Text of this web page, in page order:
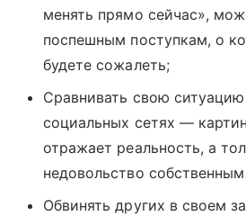
менять прямо сейчас»,
поспешным поступкам, о
будете сожалеть;
Сравнивать свою
социальных сетях —
отражает реальность, а
недовольство
Обвинять других в своем